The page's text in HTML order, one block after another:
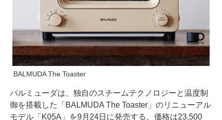
BALMUDA The Toaster
バルミューダは、独自のスチームテクノロジーと温度制
御を搭載した「BALMUDA The Toaster」のリニューアル
モデル「K05A」を9月24日に発売する。価格は23,500